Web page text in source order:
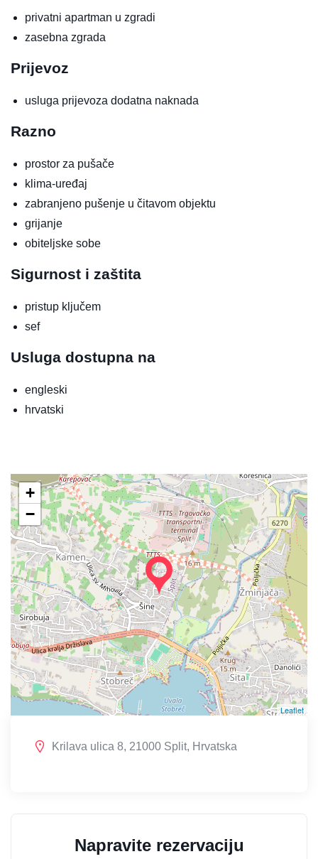
privatni apartman u zgradi
zasebna zgrada
Prijevoz
usluga prijevoza dodatna naknada
Razno
prostor za pušače
klima-uređaj
zabranjeno pušenje u čitavom objektu
grijanje
obiteljske sobe
Sigurnost i zaštita
pristup ključem
sef
Usluga dostupna na
engleski
hrvatski
+
−
Leaflet
Krilava ulica 8, 21000 Split, Hrvatska
Napravite rezervaciju